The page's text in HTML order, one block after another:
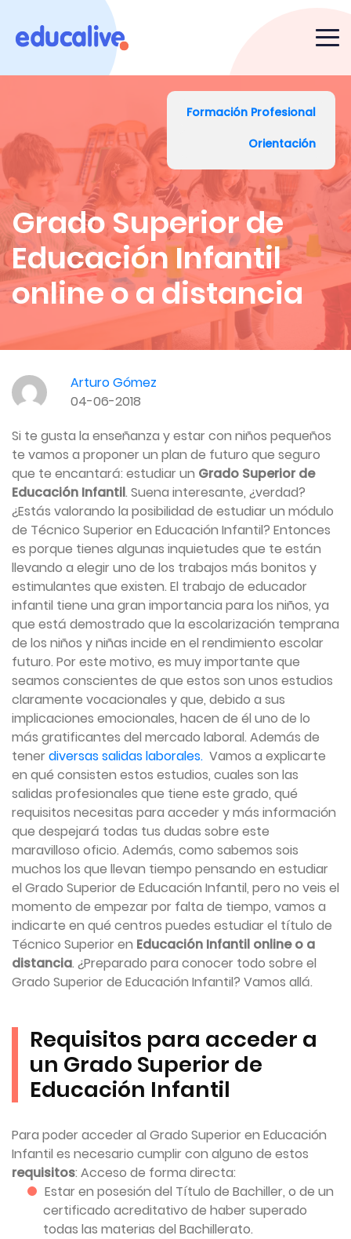
Formación Profesional
Orientación
Grado Superior de
Educación Infantil
online o a distancia
Arturo Gómez
04-06-2018
Si te gusta la enseñanza y estar con niños pequeños
te vamos a proponer un plan de futuro que seguro
que te encantará: estudiar un Grado Superior de
Educación Infantil. Suena interesante, ¿verdad?
¿Estás valorando la posibilidad de estudiar un módulo
de Técnico Superior en Educación Infantil? Entonces
es porque tienes algunas inquietudes que te están
llevando a elegir uno de los trabajos más bonitos y
estimulantes que existen. El trabajo de educador
infantil tiene una gran importancia para los niños, ya
que está demostrado que la escolarización temprana
de los niños y niñas incide en el rendimiento escolar
futuro. Por este motivo, es muy importante que
seamos conscientes de que estos son unos estudios
claramente vocacionales y que, debido a sus
implicaciones emocionales, hacen de él uno de lo
más gratificantes del mercado laboral. Además de
tenerdiversas salidas laborales. Vamos a explicarte
en qué consisten estos estudios, cuales son las
salidas profesionales que tiene este grado, qué
requisitos necesitas para acceder y más información
que despejará todas tus dudas sobre este
maravilloso oficio. Además, como sabemos sois
muchos los que llevan tiempo pensando en estudiar
el Grado Superior de Educación Infantil, pero no veis el
momento de empezar por falta de tiempo, vamos a
indicarte en qué centros puedes estudiar el título de
Técnico Superior en Educación Infantil online o a
distancia. ¿Preparado para conocer todo sobre el
Grado Superior de Educación Infantil? Vamos allá.
Requisitos para acceder a
un Grado Superior de
Educación Infantil
Para poder acceder al Grado Superior en Educación
Infantil es necesario cumplir con alguno de estos
requisitos: Acceso de forma directa:
Estar en posesión del Título de Bachiller, o de un
certificado acreditativo de haber superado
todas las materias del Bachillerato.